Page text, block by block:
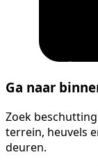
Ga naar
Zoek
terrein, heuvels
deuren.